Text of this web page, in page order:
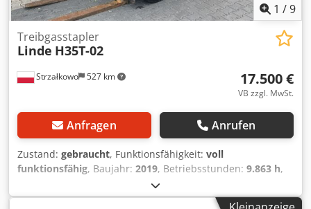
1 /9
Strzałkowo 527 km
Treibgasstapler
Linde H35T-02
17.500 €
VB zzgl. MwSt.
Anfragen Anrufen
Zustand: gebraucht, Funktionsfähigkeit: voll
funktionsfähig, Baujahr: 2019, Betriebsstunden: 9.863 h,
, Hubhöhe:6.455 mm
mm, Kraftstofftyp:Gas, Masttyp:Triplex, Bauhöhe:2.841